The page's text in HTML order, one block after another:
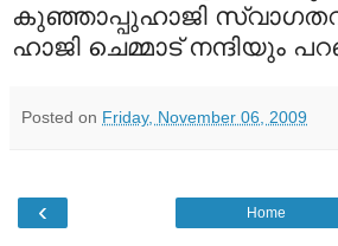
കുഞ്ഞാപ്പുഹാജി
ഹാജി ചെമ്മാട്‌ നന്ദിയും
Posted on Friday, November 06, 2009
‹ Home